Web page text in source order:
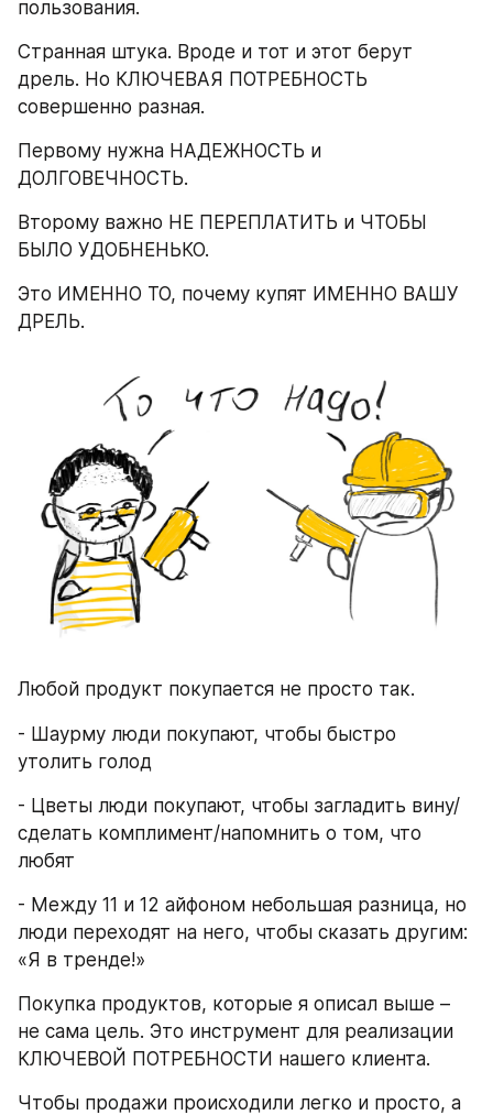
пользования.
Странная штука. Вроде и тот и этот берут
дрель. Но КЛЮЧЕВАЯ ПОТРЕБНОСТЬ
совершенно разная.
Первому нужна НАДЕЖНОСТЬ и
ДОЛГОВЕЧНОСТЬ.
Второму важно НЕ ПЕРЕПЛАТИТЬ и ЧТОБЫ
БЫЛО УДОБНЕНЬКО.
Это ИМЕННО ТО, почему купят ИМЕННО ВАШУ
ДРЕЛЬ.
Любой продукт покупается не просто так.
- Шаурму люди покупают, чтобы быстро
утолить голод
- Цветы люди покупают, чтобы загладить вину/
сделать комплимент/напомнить о том, что
любят
- Между 11 и 12 айфоном небольшая разница, но
люди переходят на него, чтобы сказать другим:
«Я в тренде!»
Покупка продуктов, которые я описал выше –
не сама цель. Это инструмент для реализации
КЛЮЧЕВОЙ ПОТРЕБНОСТИ нашего клиента.
Чтобы продажи происходили легко и просто, а